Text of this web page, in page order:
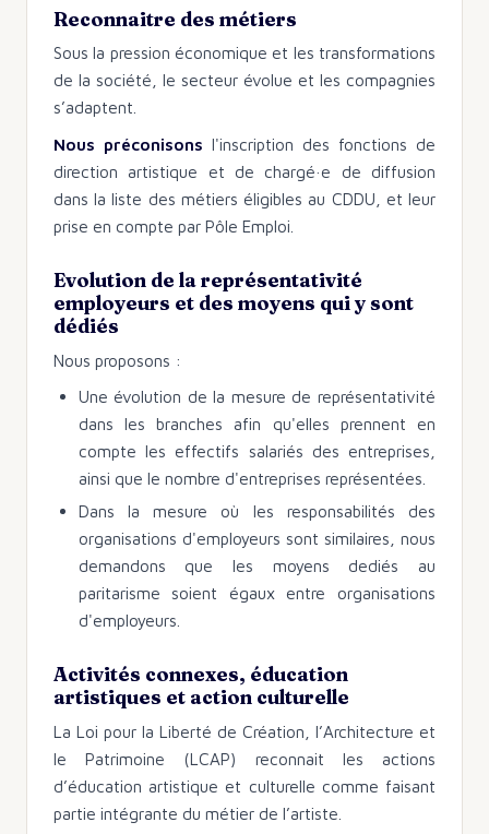
Reconnaitre des métiers
Sous la pression économique et les transformations
de la société, le secteur évolue et les compagnies
s’adaptent.
Nous préconisons l'inscription des fonctions de
direction artistique et de chargé·e de diffusion
dans la liste des métiers éligibles au CDDU, et leur
prise en compte par Pôle Emploi.
Evolution de la représentativité
employeurs et des moyens qui y sont
dédiés
Nous proposons :
Une évolution de la mesure de représentativité
dans les branches afin qu'elles prennent en
compte les effectifs salariés des entreprises,
ainsi que le nombre d'entreprises représentées.
Dans la mesure où les responsabilités des
organisations d'employeurs sont similaires, nous
demandons que les moyens dediés au
paritarisme soient égaux entre organisations
d'employeurs.
Activités connexes, éducation
artistiques et action culturelle
La Loi pour la Liberté de Création, l’Architecture et
le Patrimoine (LCAP) reconnait les actions
d’éducation artistique et culturelle comme faisant
partie intégrante du métier de l’artiste.